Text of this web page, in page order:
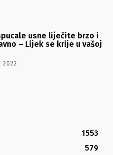
usne liječite brzo i
– Lijek se krije u vašoj
2022.
1553
579